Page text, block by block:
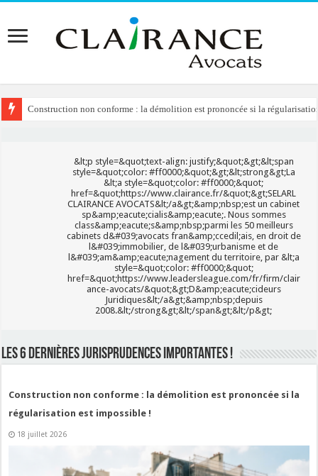
Construction non conforme : la démolition est prononcée si la
Domaine public : l’indemnisation en cas de résiliation unilatérale de la
&lt;p style=&quot;text-align: justify;&quot;&gt;&lt;span
style=&quot;color: #ff0000;&quot;&gt;&lt;strong&gt;La
&lt;a style=&quot;color: #ff0000;&quot;
href=&quot;https://www.clairance.fr/&quot;&gt;SELARL
CLAIRANCE AVOCATS&lt;/a&gt;&amp;nbsp;est un cabinet
sp&amp;eacute;cialis&amp;eacute;. Nous sommes
class&amp;eacute;s&amp;nbsp;parmi les 50 meilleurs
cabinets d&#039;avocats fran&amp;ccedil;ais, en droit de
l&#039;immobilier, de l&#039;urbanisme et de
l&#039;am&amp;eacute;nagement du territoire, par &lt;a
style=&quot;color: #ff0000;&quot;
href=&quot;https://www.leadersleague.com/fr/firm/clair
ance-avocats/&quot;&gt;D&amp;eacute;cideurs
Juridiques&lt;/a&gt;&amp;nbsp;depuis
2008.&lt;/strong&gt;&lt;/span&gt;&lt;/p&gt;
LES 6 DERNIÈRES JURISPRUDENCES IMPORTANTES !
Construction non conforme : la démolition est prononcée si la
régularisation est impossible !
18 juillet 2026